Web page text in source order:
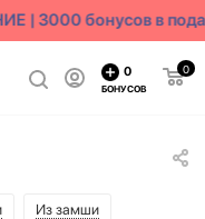
3000 бонусов в
0
0
БОНУСОВ
Из замши